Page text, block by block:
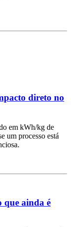
direto no
em kWh/kg de
um processo está
que ainda é